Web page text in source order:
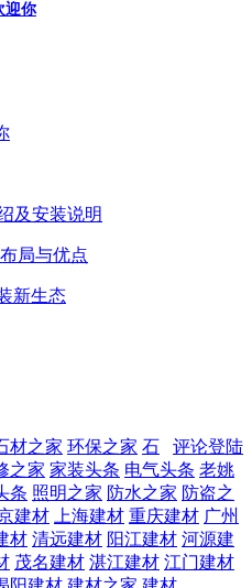
迎你
及安装说明
局与优点
新生态
评论登陆
材之家 环保之家 石
之家 家装头条 电气头条 老姚
条 照明之家 防水之家 防盗之
建材 上海建材 重庆建材 广州
材 清远建材 阳江建材 河源建
茂名建材 湛江建材 江门建材